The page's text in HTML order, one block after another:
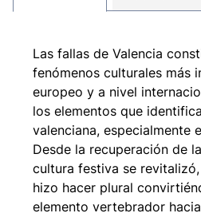
Las fallas de Valencia
fenómenos culturales más
europeo y a nivel
los elementos que
valenciana, especialmente
Desde la recuperación de
cultura festiva se
hizo hacer plural
elemento vertebrador